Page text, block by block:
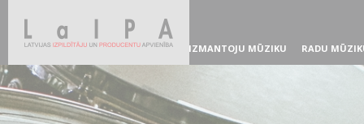
IZMANTOJU MŪZIKU RADU